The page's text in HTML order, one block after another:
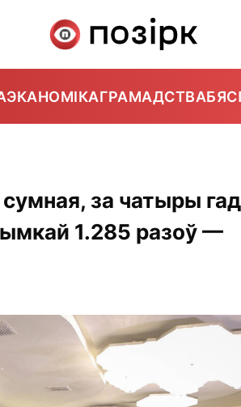
ЭКАНОМІКАГРАМАДСТВА
сумная, за чатыры
1.285 разоў —